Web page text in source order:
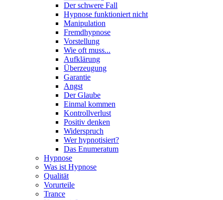
Der schwere Fall
Hypnose funktioniert nicht
Manipulation
Fremdhypnose
Vorstellung
Wie oft muss...
Aufklärung
Überzeugung
Garantie
Angst
Der Glaube
Einmal kommen
Kontrollverlust
Positiv denken
Widerspruch
Wer hypnotisiert?
Das Enumeratum
Hypnose
Was ist Hypnose
Qualität
Vorurteile
Trance